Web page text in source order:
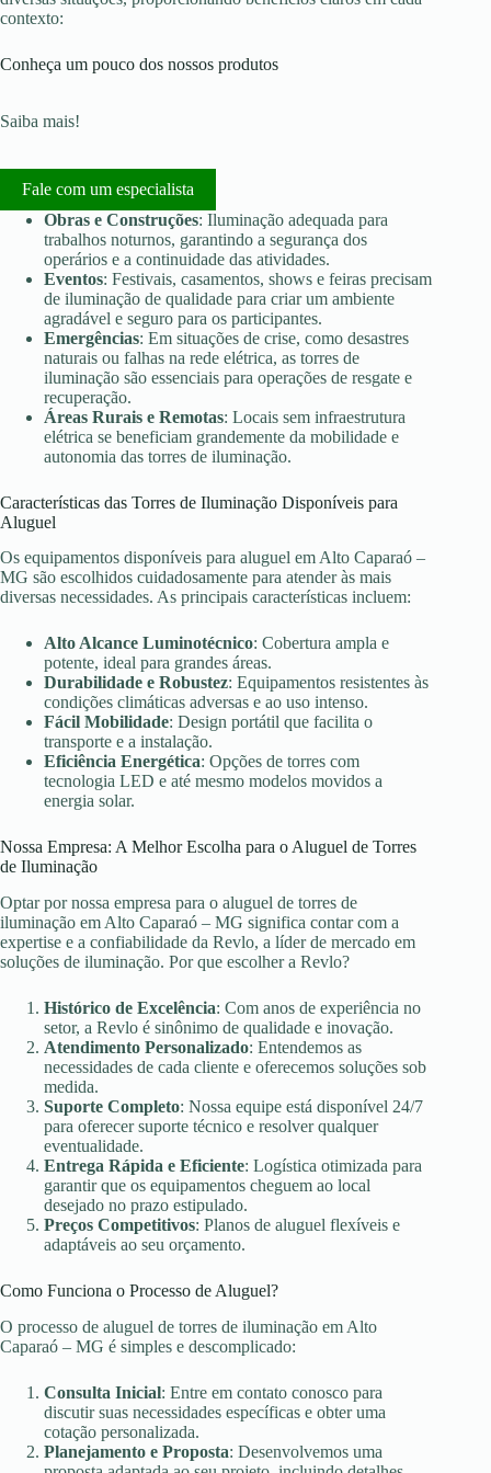
contexto:
Conheça um pouco dos nossos produtos
Saiba mais!
Fale com um especialista
Obras e Construções: Iluminação adequada para
trabalhos noturnos, garantindo a segurança dos
operários e a continuidade das atividades.
Eventos: Festivais, casamentos, shows e feiras precisam
de iluminação de qualidade para criar um ambiente
agradável e seguro para os participantes.
Emergências: Em situações de crise, como desastres
naturais ou falhas na rede elétrica, as torres de
iluminação são essenciais para operações de resgate e
recuperação.
Áreas Rurais e Remotas: Locais sem infraestrutura
elétrica se beneficiam grandemente da mobilidade e
autonomia das torres de iluminação.
Características das Torres de Iluminação Disponíveis para
Aluguel
Os equipamentos disponíveis para aluguel em Alto Caparaó –
MG são escolhidos cuidadosamente para atender às mais
diversas necessidades. As principais características incluem:
Alto Alcance Luminotécnico: Cobertura ampla e
potente, ideal para grandes áreas.
Durabilidade e Robustez: Equipamentos resistentes às
condições climáticas adversas e ao uso intenso.
Fácil Mobilidade: Design portátil que facilita o
transporte e a instalação.
Eficiência Energética: Opções de torres com
tecnologia LED e até mesmo modelos movidos a
energia solar.
Nossa Empresa: A Melhor Escolha para o Aluguel de Torres
de Iluminação
Optar por nossa empresa para o aluguel de torres de
iluminação em Alto Caparaó – MG significa contar com a
expertise e a confiabilidade da Revlo, a líder de mercado em
soluções de iluminação. Por que escolher a Revlo?
Histórico de Excelência: Com anos de experiência no
setor, a Revlo é sinônimo de qualidade e inovação.
Atendimento Personalizado: Entendemos as
necessidades de cada cliente e oferecemos soluções sob
medida.
Suporte Completo: Nossa equipe está disponível 24/7
para oferecer suporte técnico e resolver qualquer
eventualidade.
Entrega Rápida e Eficiente: Logística otimizada para
garantir que os equipamentos cheguem ao local
desejado no prazo estipulado.
Preços Competitivos: Planos de aluguel flexíveis e
adaptáveis ao seu orçamento.
Como Funciona o Processo de Aluguel?
O processo de aluguel de torres de iluminação em Alto
Caparaó – MG é simples e descomplicado:
Consulta Inicial: Entre em contato conosco para
discutir suas necessidades específicas e obter uma
cotação personalizada.
Planejamento e Proposta: Desenvolvemos uma